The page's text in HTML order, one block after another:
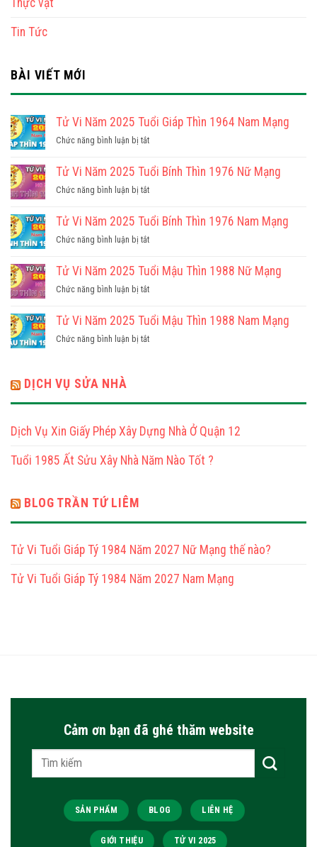
Thực vật
Tin Tức
BÀI VIẾT MỚI
Tử Vi Năm 2025 Tuổi Giáp Thìn 1964 Nam Mạng
Chức năng bình luận bị tắtở
Vi
2025
Giáp
Mạng
Tử Vi Năm 2025 Tuổi Bính Thìn 1976 Nữ Mạng
Chức năng bình luận bị tắtở
Vi
2025
Bính
Mạng
Tử Vi Năm 2025 Tuổi Bính Thìn 1976 Nam Mạng
Chức năng bình luận bị tắtở
Vi
2025
Bính
Tử Vi Năm 2025 Tuổi Mậu Thìn 1988 Nữ Mạng
Chức năng bình luận bị tắtở
Vi
2025
Tử Vi Năm 2025 Tuổi Mậu Thìn 1988 Nam Mạng
Chức năng bình luận bị tắtở
Tuổi
Thìn
Nam
DỊCH VỤ SỬA NHÀ
Dịch Vụ Xin Giấy Phép Xây Dựng Nhà Ở Quận 12
Tuổi 1985 Ất Sửu Xây Nhà Năm Nào Tốt ?
BLOG TRẦN TỨ LIÊM
Tử Vi Tuổi Giáp Tý 1984 Năm 2027 Nữ Mạng thế nào?
Tử Vi Tuổi Giáp Tý 1984 Năm 2027 Nam Mạng
Cảm ơn bạn đã ghé thăm website
Tìm
kiếm:
SẢN PHẨM BLOG LIÊN HỆ
GIỚI THIỆU TỬ VI 2025